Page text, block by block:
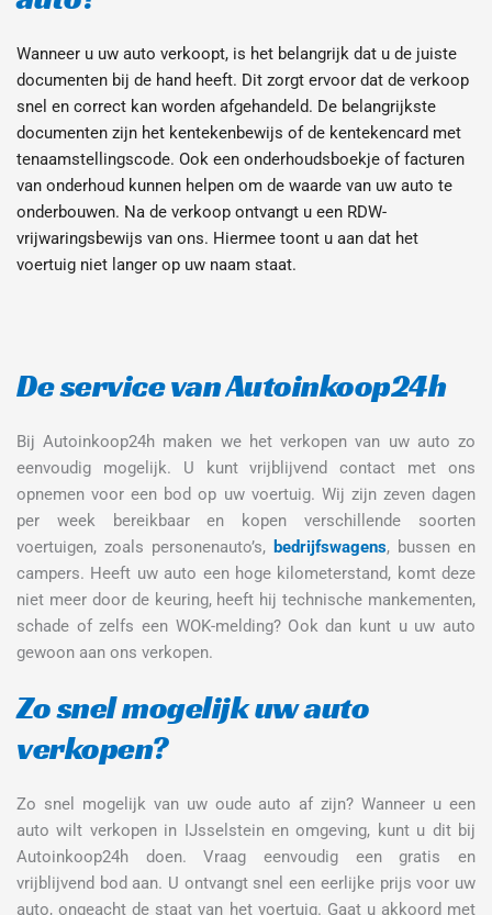
Wanneer u uw auto verkoopt, is het belangrijk dat u de juiste
documenten bij de hand heeft. Dit zorgt ervoor dat de verkoop
snel en correct kan worden afgehandeld. De belangrijkste
documenten zijn het kentekenbewijs of de kentekencard met
tenaamstellingscode. Ook een onderhoudsboekje of facturen
van onderhoud kunnen helpen om de waarde van uw auto te
onderbouwen. Na de verkoop ontvangt u een RDW-
vrijwaringsbewijs van ons. Hiermee toont u aan dat het
voertuig niet langer op uw naam staat.
De service van Autoinkoop24h
Bij Autoinkoop24h maken we het verkopen van uw auto zo
eenvoudig mogelijk. U kunt vrijblijvend contact met ons
opnemen voor een bod op uw voertuig. Wij zijn zeven dagen
per week bereikbaar en kopen verschillende soorten
voertuigen, zoals personenauto’s, bedrijfswagens, bussen en
campers. Heeft uw auto een hoge kilometerstand, komt deze
niet meer door de keuring, heeft hij technische mankementen,
schade of zelfs een WOK-melding? Ook dan kunt u uw auto
gewoon aan ons verkopen.
Zo snel mogelijk uw auto
verkopen?
Zo snel mogelijk van uw oude auto af zijn? Wanneer u een
auto wilt verkopen in IJsselstein en omgeving, kunt u dit bij
Autoinkoop24h doen. Vraag eenvoudig een gratis en
vrijblijvend bod aan. U ontvangt snel een eerlijke prijs voor uw
auto, ongeacht de staat van het voertuig. Gaat u akkoord met